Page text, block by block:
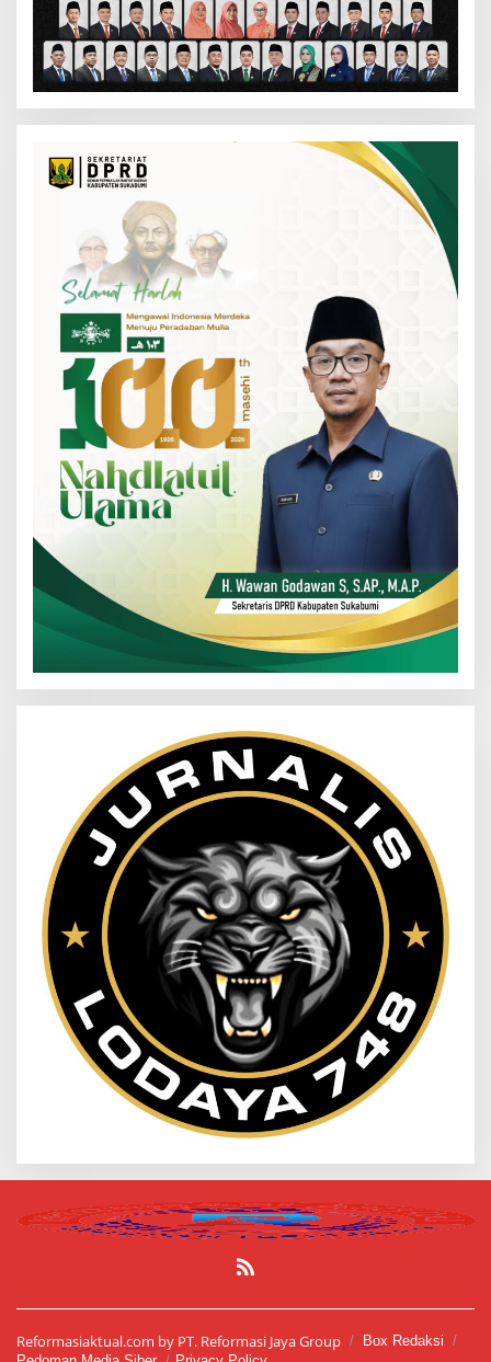
Reformasiaktual.com by PT. Reformasi Jaya Group
Box Redaksi